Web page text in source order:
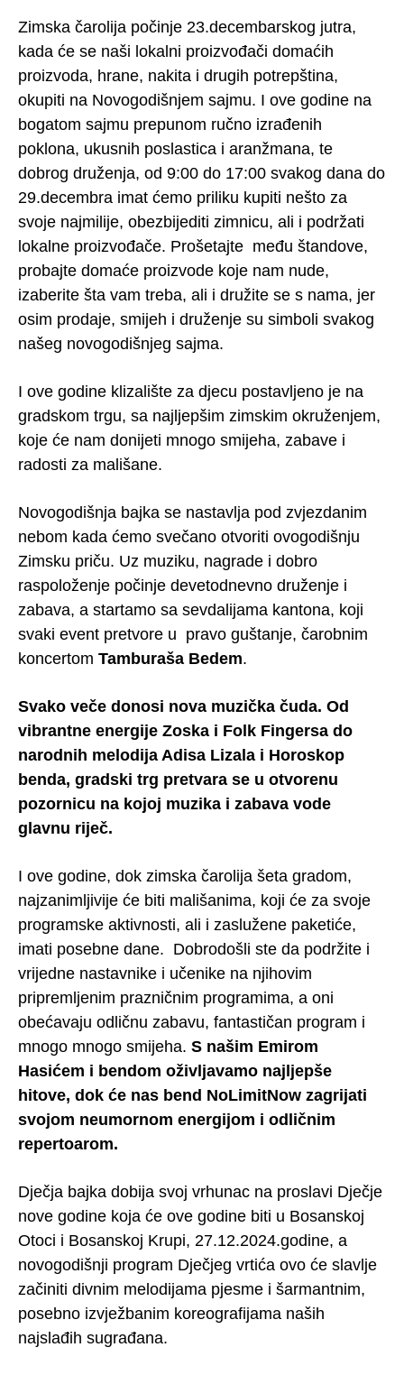
Zimska čarolija počinje 23.decembarskog jutra,
kada će se naši lokalni proizvođači domaćih
proizvoda, hrane, nakita i drugih potrepština,
okupiti na Novogodišnjem sajmu. I ove godine na
bogatom sajmu prepunom ručno izrađenih
poklona, ukusnih poslastica i aranžmana, te
dobrog druženja, od 9:00 do 17:00 svakog dana do
29.decembra imat ćemo priliku kupiti nešto za
svoje najmilije, obezbijediti zimnicu, ali i podržati
lokalne proizvođače. Prošetajte među štandove,
probajte domaće proizvode koje nam nude,
izaberite šta vam treba, ali i družite se s nama, jer
osim prodaje, smijeh i druženje su simboli svakog
našeg novogodišnjeg sajma.
I ove godine klizalište za djecu postavljeno je na
gradskom trgu, sa najljepšim zimskim okruženjem,
koje će nam donijeti mnogo smijeha, zabave i
radosti za mališane.
Novogodišnja bajka se nastavlja pod zvjezdanim
nebom kada ćemo svečano otvoriti ovogodišnju
Zimsku priču. Uz muziku, nagrade i dobro
raspoloženje počinje devetodnevno druženje i
zabava, a startamo sa sevdalijama kantona, koji
svaki event pretvore u pravo guštanje, čarobnim
koncertom Tamburaša Bedem.
Svako veče donosi nova muzička čuda. Od
vibrantne energije Zoska i Folk Fingersa do
narodnih melodija Adisa Lizala i Horoskop
benda, gradski trg pretvara se u otvorenu
pozornicu na kojoj muzika i zabava vode
glavnu riječ.
I ove godine, dok zimska čarolija šeta gradom,
najzanimljivije će biti mališanima, koji će za svoje
programske aktivnosti, ali i zaslužene paketiće,
imati posebne dane. Dobrodošli ste da podržite i
vrijedne nastavnike i učenike na njihovim
pripremljenim prazničnim programima, a oni
obećavaju odličnu zabavu, fantastičan program i
mnogo mnogo smijeha. S našim Emirom
Hasićem i bendom oživljavamo najljepše
hitove, dok će nas bend NoLimitNow zagrijati
svojom neumornom energijom i odličnim
repertoarom.
Dječja bajka dobija svoj vrhunac na proslavi Dječje
nove godine koja će ove godine biti u Bosanskoj
Otoci i Bosanskoj Krupi, 27.12.2024.godine, a
novogodišnji program Dječjeg vrtića ovo će slavlje
začiniti divnim melodijama pjesme i šarmantnim,
posebno izvježbanim koreografijama naših
najslađih sugrađana.